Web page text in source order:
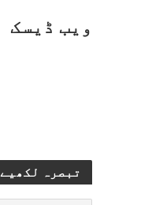
ویب ڈیسک
تبصرہ لکھیے